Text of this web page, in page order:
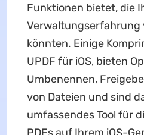
Funktionen bietet, die
Verwaltungserfahrung
könnten. Einige
UPDF für iOS, bieten
Umbenennen,
von Dateien und sind
umfassendes Tool für